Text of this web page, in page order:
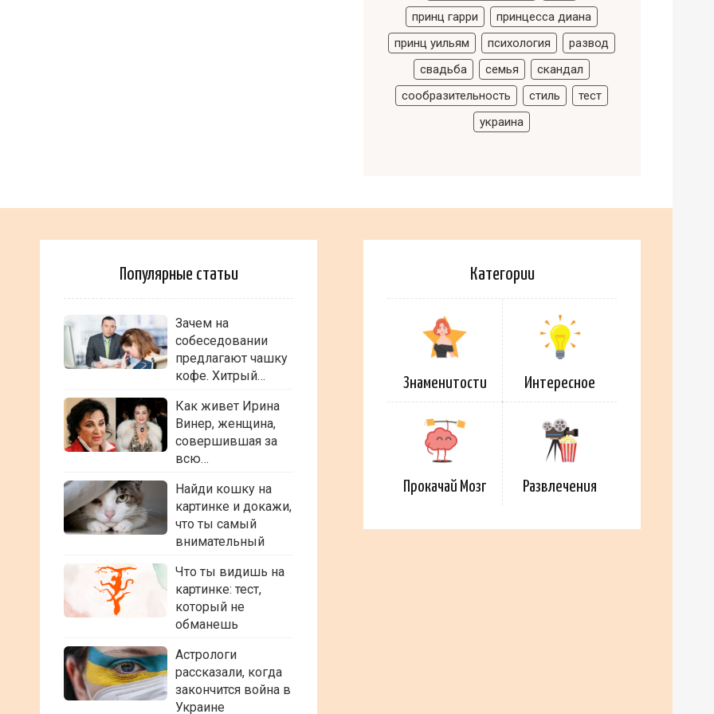
принц гарри
принцесса диана
принц уильям
психология
развод
свадьба
семья
скандал
сообразительность
стиль
тест
украина
Популярные статьи
Зачем на
собеседовании
предлагают чашку
кофе. Хитрый…
Как живет Ирина
Винер, женщина,
совершившая за
всю…
Найди кошку на
картинке и докажи,
что ты самый
внимательный
Что ты видишь на
картинке: тест,
который не
обманешь
Астрологи
рассказали, когда
закончится война в
Украине
Категории
Знаменитости Интересное
Прокачай Мозг Развлечения